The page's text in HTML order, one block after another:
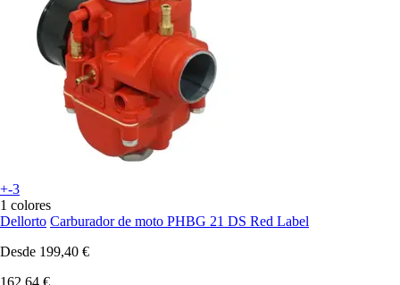
+-3
1 colores
Dellorto Carburador de moto PHBG 21 DS Red Label
Desde 199,40 €
162,64 €